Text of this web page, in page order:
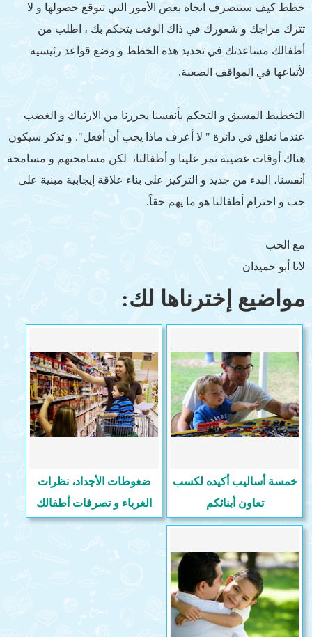
خطط كيف ستتصرف اتجاه بعض الأمور التي تتوقع حصولها و لا
تترك مزاجك و شعورك في ذاك الوقت يتحكم بك ، اطلب من
أطفالك مساعدتك في تحديد هذه الخطط و وضع قواعد رئيسيه
لأتباعها في المواقف الصعبة.
التخطيط المسبق و التحكم بأنفسنا يحررنا من الارتباك و الغضب
عندما نعلق في دائرة " لا أعرف ماذا يجب أن أفعل". و تذكر سيكون
هناك أوقات عصيبة تمر علينا و أطفالنا، لكن مسامحتهم و مسامحة
أنفسنا، البدء من جديد و التركيز على بناء علاقة إيجابية مبنية على
حب و احترام أطفالنا هو ما يهم حقاً.
مع الحب
لانا أبو حميدان
مواضيع إخترناها لك:
خمسة أساليب أكيده لكسب
تعاون أبنائكم
ضغوطات الأجداد، نظرات
الغرباء و تصرفات أطفالك